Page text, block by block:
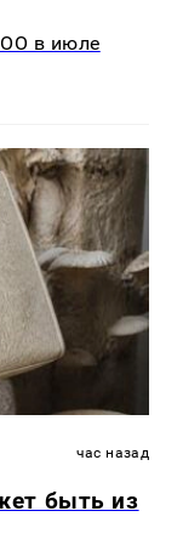
в июле
час назад
быть из